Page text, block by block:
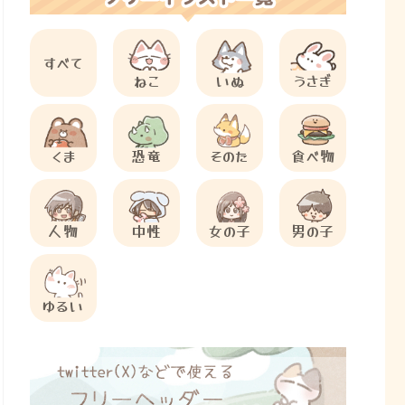
すべて
ねこ
いぬ うさぎ
くま 恐竜 そのた 食べ物
人物 中性 女の子 男の子
ゆるい